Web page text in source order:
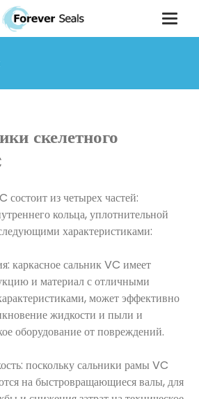
скелетного
состоит из четырех частей:
кольца, уплотнительной
характеристиками:
каркасное сальник VC имеет
и материал с отличными
может эффективно
жидкости и пыли и
оборудование от повреждений.
поскольку сальники рамы VC
на быстровращающиеся валы, для